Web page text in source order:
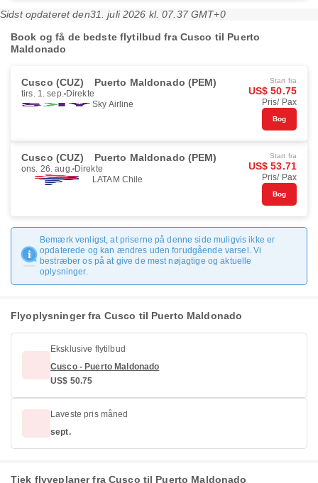
Sidst opdateret den31. juli 2026 kl. 07.37 GMT+0
Book og få de bedste flytilbud fra Cusco til Puerto
Maldonado
Cusco (CUZ) Puerto Maldonado (PEM)
tirs. 1. sep. Direkte
Sky Airline
Start fra
US$ 50.75
Pris/ Pax
Bog
Cusco (CUZ) Puerto Maldonado (PEM)
ons. 26. aug. Direkte
LATAM Chile
Start fra
US$ 53.71
Pris/ Pax
Bog
Bemærk venligst, at priserne på denne side muligvis ikke er
opdaterede og kan ændres uden forudgående varsel. Vi
bestræber os på at give de mest nøjagtige og aktuelle
oplysninger.
Flyoplysninger fra Cusco til Puerto Maldonado
Eksklusive flytilbud
Cusco - Puerto Maldonado
US$ 50.75
Laveste pris måned
sept.
Tjek flyveplaner fra Cusco til Puerto Maldonado